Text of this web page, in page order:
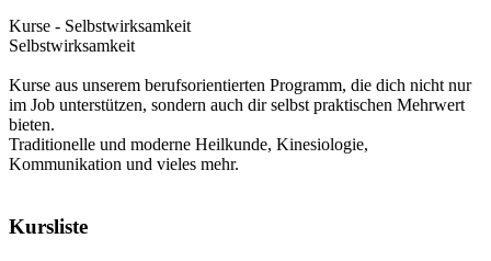
Kurse - Selbstwirksamkeit
Selbstwirksamkeit
Kurse aus unserem berufsorientierten Programm, die dich nicht nur
im Job unterstützen, sondern auch dir selbst praktischen Mehrwert
bieten.
Traditionelle und moderne Heilkunde, Kinesiologie,
Kommunikation und vieles mehr.
Kursliste